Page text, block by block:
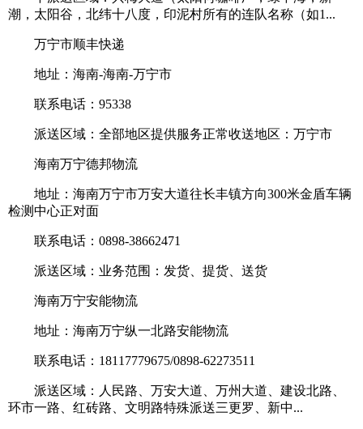
潮，太阳谷，北纬十八度，印泥村所有的连队名称（如1...
万宁市顺丰快递
地址：海南-海南-万宁市
联系电话：95338
派送区域：全部地区提供服务正常收送地区：万宁市
海南万宁德邦物流
地址：海南万宁市万安大道往长丰镇方向300米金盾车辆
检测中心正对面
联系电话：0898-38662471
派送区域：业务范围：发货、提货、送货
海南万宁安能物流
地址：海南万宁纵一北路安能物流
联系电话：18117779675/0898-62273511
派送区域：人民路、万安大道、万州大道、建设北路、
环市一路、红砖路、文明路特殊派送三更罗、新中...